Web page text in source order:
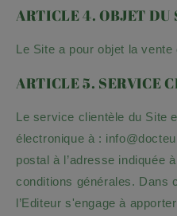
ARTICLE 4. OBJET DU
Le Site a pour objet la
ARTICLE 5. SERVICE
Le service clientèle du Site
électronique à :
postal à l’adresse indiquée
conditions générales. Dans
l’Editeur s'engage à